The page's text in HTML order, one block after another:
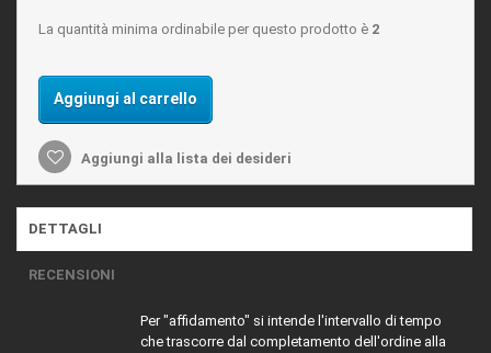
La quantità minima ordinabile per questo prodotto è 2
Aggiungi al carrello
Aggiungi alla lista dei desideri
DETTAGLI
RECENSIONI
Per "affidamento" si intende l'intervallo di tempo
che trascorre dal completamento dell'ordine alla